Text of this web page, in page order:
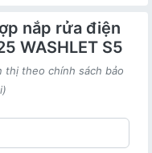
nắp rửa điện
WASHLET S5
thị theo chính sách bảo